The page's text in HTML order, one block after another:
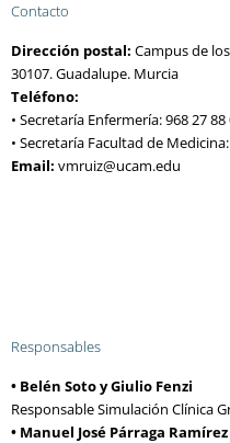
Contacto
Dirección postal: Campus de
30107. Guadalupe. Murcia
Teléfono:
• Secretaría Enfermería: 968 27 88
• Secretaría Facultad de
Email: vmruiz@ucam.edu
Responsables
• Belén Soto y Giulio Fenzi
Responsable Simulación Clínica
• Manuel José Párraga Ramírez